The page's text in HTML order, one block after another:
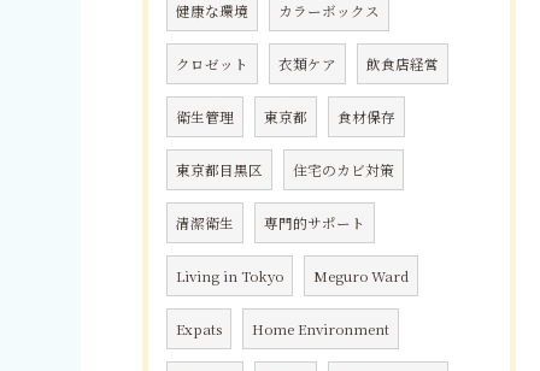
健康な環境 カラーボックス
クロゼット 衣類ケア 飲食店経営
衛生管理 東京都 食材保存
東京都目黒区 住宅のカビ対策
清潔衛生 専門的サポート
Living in Tokyo Meguro Ward
Expats Home Environment